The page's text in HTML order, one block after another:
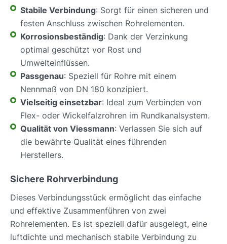
Stabile Verbindung: Sorgt für einen sicheren und
festen Anschluss zwischen Rohrelementen.
Korrosionsbeständig: Dank der Verzinkung
optimal geschützt vor Rost und
Umwelteinflüssen.
Passgenau: Speziell für Rohre mit einem
Nennmaß von DN 180 konzipiert.
Vielseitig einsetzbar: Ideal zum Verbinden von
Flex- oder Wickelfalzrohren im Rundkanalsystem.
Qualität von Viessmann: Verlassen Sie sich auf
die bewährte Qualität eines führenden
Herstellers.
Sichere Rohrverbindung
Dieses Verbindungsstück ermöglicht das einfache
und effektive Zusammenführen von zwei
Rohrelementen. Es ist speziell dafür ausgelegt, eine
luftdichte und mechanisch stabile Verbindung zu